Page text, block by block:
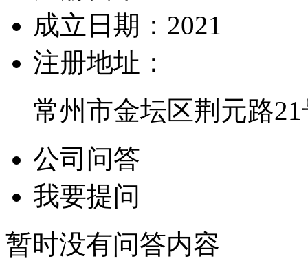
成立日期： 2021
注册地址：
常州市金坛区荆元路21
公司问答
我要提问
暂时没有问答内容